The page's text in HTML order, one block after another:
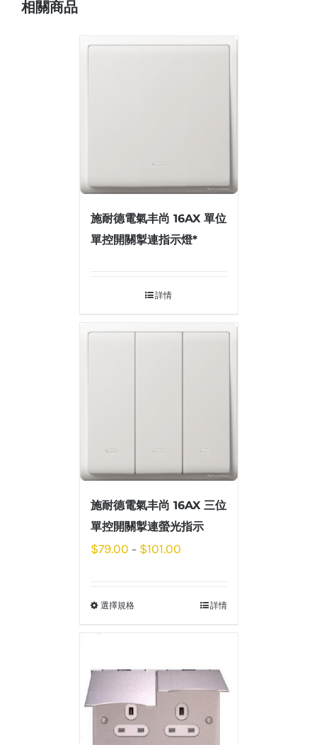
相關商品
施耐德電氣丰尚 16AX 單位
單控開關掣連指示燈*
詳情
施耐德電氣丰尚 16AX 三位
單控開關掣連螢光指示
$79.00 – $101.00
選擇規格 詳情